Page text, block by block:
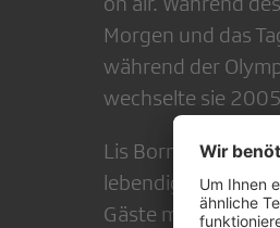
Morgen und das
während der
wechselte sie 2005
Lis Borner,
lebendige
Gäste mit ihren